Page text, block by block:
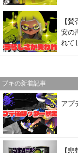
【
安の
れて
ブキの新着記事
アプ
【